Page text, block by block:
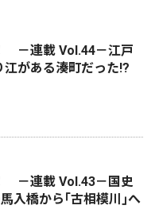
－連載 Vol.44－江戸
がある湊町だった!?
－連載 Vol.43－国史
入橋から｢古相模川｣へ